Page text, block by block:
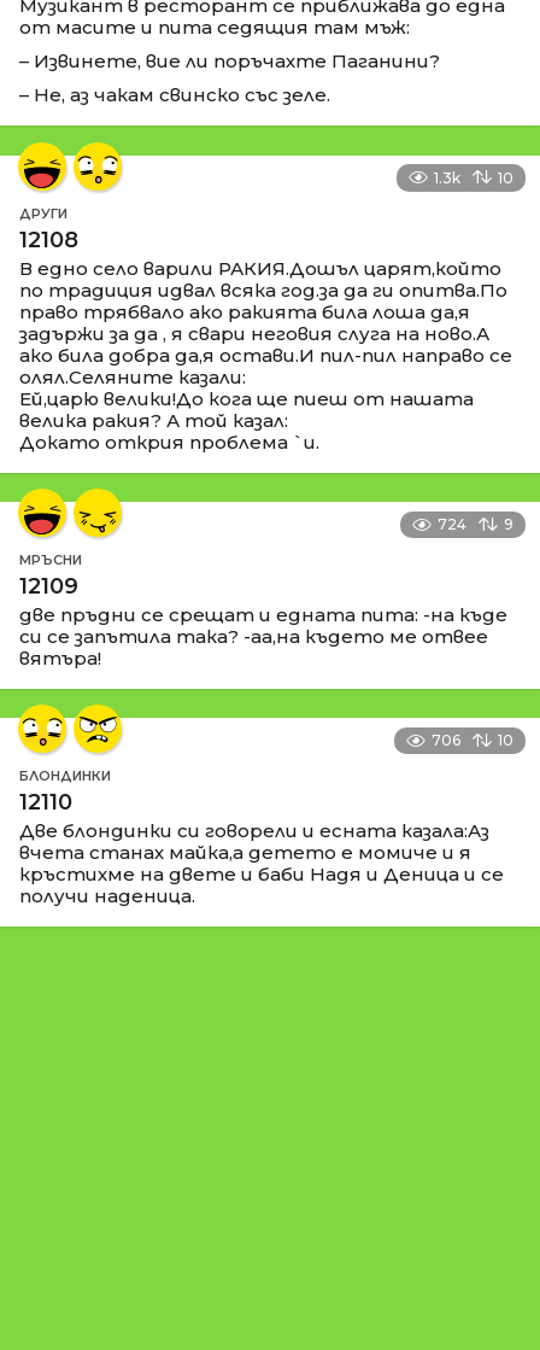
Музикант в ресторант се приближава до една
от масите и пита седящия там мъж:
– Извинете, вие ли поръчахте Паганини?
– Не, аз чакам свинско със зеле.
1.3k 10
ДРУГИ
12108
В едно село варили РАКИЯ.Дошъл царят,който
по традиция идвал всяка год.за да ги опитва.По
право трябвало ако ракията била лоша да,я
задържи за да , я свари неговия слуга на ново.А
ако била добра да,я остави.И пил-пил направо се
олял.Селяните казали:
Ей,царю велики!До кога ще пиеш от нашата
велика ракия? А той казал:
Докато открия проблема `и.
724 9
МРЪСНИ
12109
две пръдни се срещат и едната пита: -на къде
си се запътила така? -аа,на където ме отвее
вятъра!
706 10
БЛОНДИНКИ
12110
Две блондинки си говорели и есната казала:Аз
вчета станах майка,а детето е момиче и я
кръстихме на двете и баби Надя и Деница и се
получи наденица.